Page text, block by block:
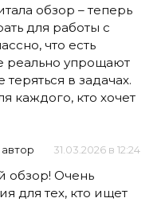
обзор – теперь
для работы с
что есть
реально упрощают
в задачах.
каждого, кто хочет
автор 31.03.2026 в 12:24
обзор! Очень
для тех, кто ищет